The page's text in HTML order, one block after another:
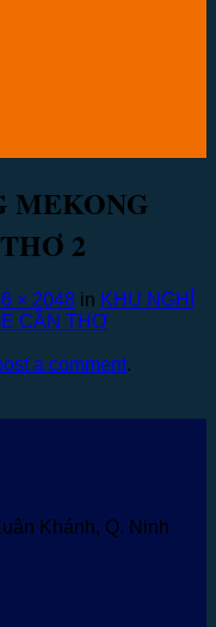
MEKONG
2
× 2048 in KHU NGHỈ
CẦN THƠ
a comment.
Khánh, Q. Ninh